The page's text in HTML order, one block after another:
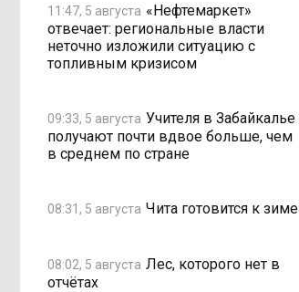
11:47, 5 августа «Нефтемаркет»
отвечает: региональные власти
неточно изложили ситуацию с
топливным кризисом
09:33, 5 августа Учителя в Забайкалье
получают почти вдвое больше, чем
в среднем по стране
08:31, 5 августа Чита готовится к зиме
08:02, 5 августа Лес, которого нет в
отчётах